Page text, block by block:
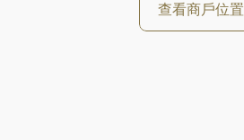
查看商戶位置